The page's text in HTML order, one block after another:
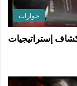
حوارات
إستراتيجيات